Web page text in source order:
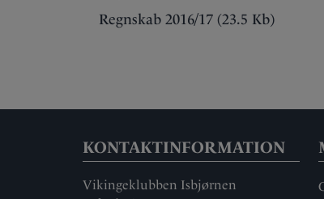
Regnskab 2016/17 (23.5 Kb)
KONTAKTINFORMATION
Vikingeklubben Isbjørnen